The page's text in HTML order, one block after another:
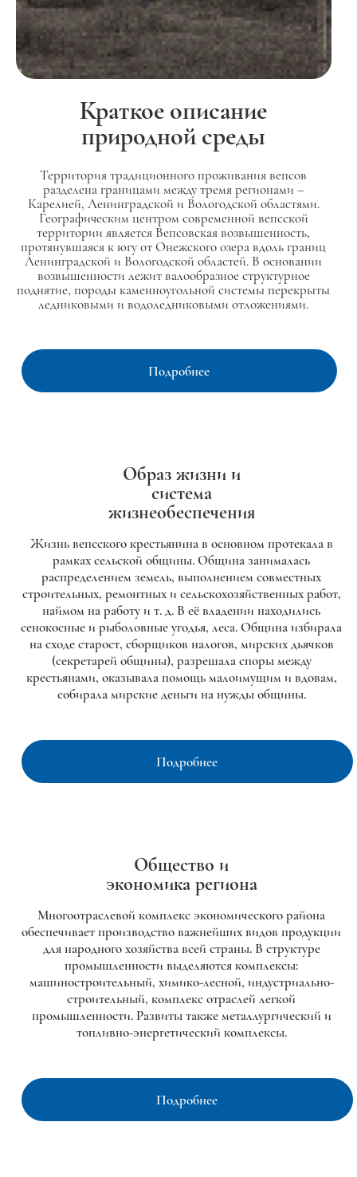
Краткое описание
природной среды
Территория традиционного проживания вепсов
разделена границами между тремя регионами –
Карелией, Ленинградской и Вологодской областями.
Географическим центром современной вепсской
территории является Вепсовская возвышенность,
протянувшаяся к югу от Онежского озера вдоль границ
Ленинградской и Вологодской областей. В основании
возвышенности лежит валообразное структурное
поднятие, породы каменноугольной системы перекрыты
ледниковыми и водоледниковыми отложениями.
Подробнее
Образ жизни и
система
жизнеобеспечения
Жизнь вепсского крестьянина в основном протекала в
рамках сельской общины. Община занималась
распределением земель, выполнением совместных
строительных, ремонтных и сельскохозяйственных работ,
наймом на работу и т. д. В её владении находились
сенокосные и рыболовные угодья, леса. Община избирала
на сходе старост, сборщиков налогов, мирских дьячков
(секретарей общины), разрешала споры между
крестьянами, оказывала помощь малоимущим и вдовам,
собирала мирские деньги на нужды общины.
Подробнее
Общество и
экономика региона
Многоотраслевой комплекс экономического района
обеспечивает производство важнейших видов продукции
для народного хозяйства всей страны. В структуре
промышленности выделяются комплексы:
машиностроительный, химико-лесной, индустриально-
строительный, комплекс отраслей легкой
промышленности. Развиты также металлургический и
топливно-энергетический комплексы.
Подробнее